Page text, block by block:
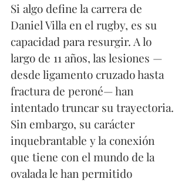
Si algo define la carrera de
Daniel Villa en el rugby, es su
capacidad para resurgir. A lo
largo de 11 años, las lesiones —
desde ligamento cruzado hasta
fractura de peroné— han
intentado truncar su trayectoria.
Sin embargo, su carácter
inquebrantable y la conexión
que tiene con el mundo de la
ovalada le han permitido